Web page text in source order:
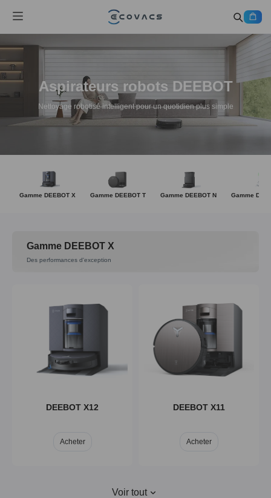
Aspirateurs robots DEEBOT
Nettoyage robotisé intelligent pour un quotidien plus simple
Gamme DEEBOT X Gamme DEEBOT T Gamme DEEBOT N Gamme
Gamme DEEBOT X
Des performances d'exception
DEEBOT X12
Acheter
DEEBOT X11
Acheter
Voir tout